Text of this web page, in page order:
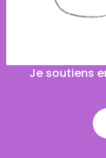
Je soutiens